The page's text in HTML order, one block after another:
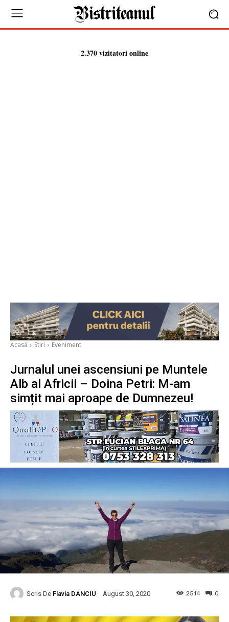
2.370 vizitatori online
Acasă Stiri Eveniment
Jurnalul unei ascensiuni pe Muntele
Alb al Africii – Doina Petri: M-am
simțit mai aproape de Dumnezeu!
Scris De Flavia DANCIU August 30, 2020 0
2514